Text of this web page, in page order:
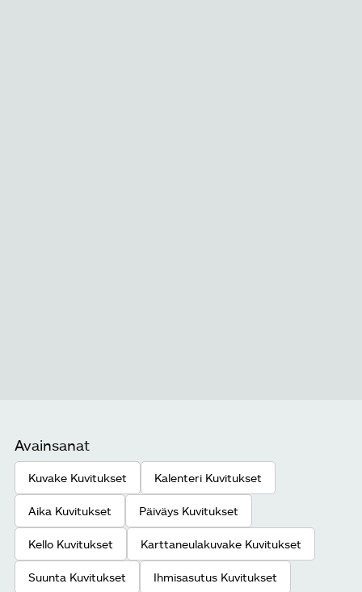
Avainsanat
Kuvake Kuvitukset Kalenteri Kuvitukset
Aika Kuvitukset Päiväys Kuvitukset
Kello Kuvitukset Karttaneulakuvake Kuvitukset
Suunta Kuvitukset Ihmisasutus Kuvitukset